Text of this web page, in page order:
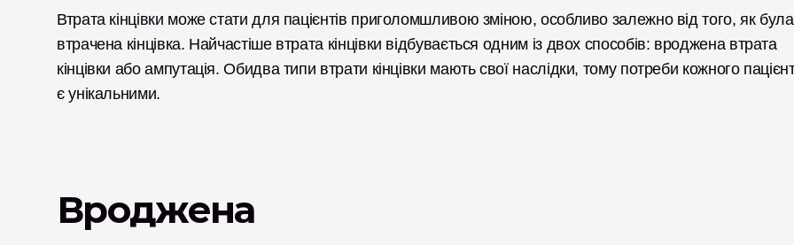
Втрата кінцівки може стати для пацієнтів приголомшливою зміною, особливо залежно від того, як була
втрачена кінцівка. Найчастіше втрата кінцівки відбувається одним із двох способів: вроджена втрата
кінцівки або ампутація. Обидва типи втрати кінцівки мають свої наслідки, тому потреби кожного
є унікальними.
Вроджена